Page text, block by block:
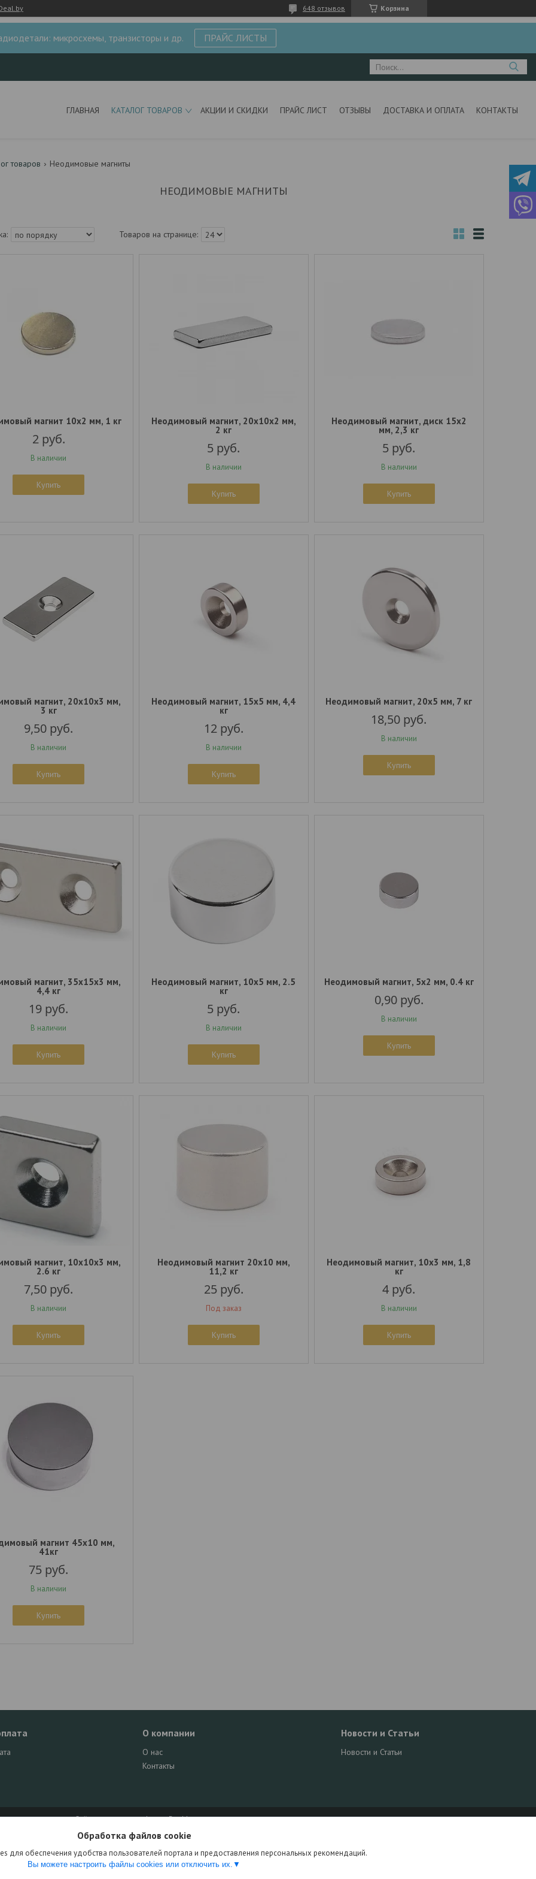
Корзина
648 отзывов
микросхемы, транзисторы и др. ПРАЙС ЛИСТЫ
ГЛАВНАЯ КАТАЛОГ ТОВАРОВ АКЦИИ И СКИДКИ ПРАЙС ЛИСТ ОТЗЫВЫ ДОСТАВКА И ОПЛАТА КОНТАКТЫ
товаров Неодимовые магниты
НЕОДИМОВЫЕ МАГНИТЫ
магнит 10x2 мм, 1 кг
2 руб.
В наличии
Купить
Неодимовый магнит, 20x10x2 мм,
2 кг
5 руб.
В наличии
Купить
Неодимовый магнит, диск 15x2
мм, 2,3 кг
5 руб.
В наличии
Купить
магнит, 20x10x3 мм,
3 кг
9,50 руб.
В наличии
Купить
Неодимовый магнит, 15x5 мм, 4,4
кг
12 руб.
В наличии
Купить
Неодимовый магнит, 20x5 мм, 7 кг
18,50 руб.
В наличии
Купить
магнит, 35x15х3 мм,
4,4 кг
19 руб.
В наличии
Купить
Неодимовый магнит, 10x5 мм, 2.5
кг
5 руб.
В наличии
Купить
Неодимовый магнит, 5x2 мм, 0.4 кг
0,90 руб.
В наличии
Купить
магнит, 10x10х3 мм,
2.6 кг
7,50 руб.
В наличии
Купить
Неодимовый магнит 20x10 мм,
11,2 кг
25 руб.
Под заказ
Купить
Неодимовый магнит, 10x3 мм, 1,8
кг
4 руб.
В наличии
Купить
магнит 45x10 мм,
41кг
75 руб.
В наличии
Купить
О компании
О нас
Контакты
Новости и Статьи
Новости и Статьи
Сайт создан на платформе Deal.by
Обработка файлов cookie
для обеспечения удобства пользователей портала и предоставления персональных рекомендаций.
Вы можете настроить файлы cookies или отключить их.
RadiomasterShop |Пожаловаться на контент
Select Language ▼